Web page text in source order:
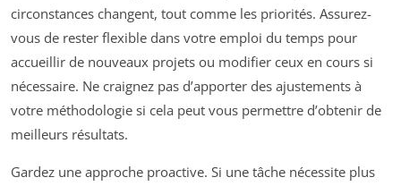
circonstances changent, tout comme les priorités. Assurez-
vous de rester flexible dans votre emploi du temps pour
accueillir de nouveaux projets ou modifier ceux en cours si
nécessaire. Ne craignez pas d’apporter des ajustements à
votre méthodologie si cela peut vous permettre d’obtenir de
meilleurs résultats.
Gardez une approche proactive. Si une tâche nécessite plus